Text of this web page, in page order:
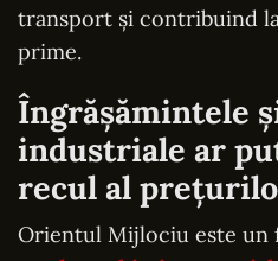
transport și contribuind
prime.
Îngrășămintele
industriale ar
recul al
Orientul Mijlociu este